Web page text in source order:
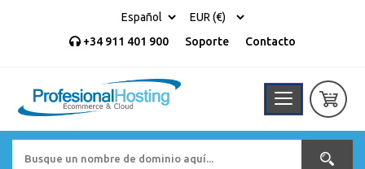
+34 911 401 900 Soporte Contacto